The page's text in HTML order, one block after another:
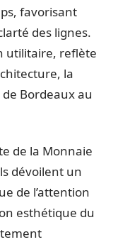
favorisant
des lignes.
utilitaire, reflète
la
Bordeaux au
de la Monnaie
dévoilent un
de l’attention
esthétique du